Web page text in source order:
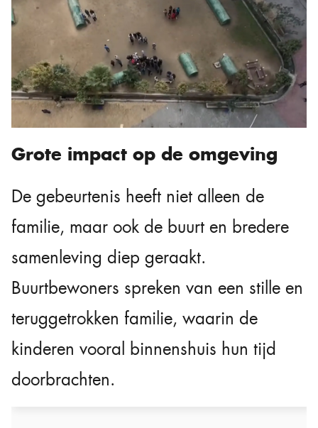
Grote impact op de omgeving
De gebeurtenis heeft niet alleen de
familie, maar ook de buurt en bredere
samenleving diep geraakt.
Buurtbewoners spreken van een stille en
teruggetrokken familie, waarin de
kinderen vooral binnenshuis hun tijd
doorbrachten.